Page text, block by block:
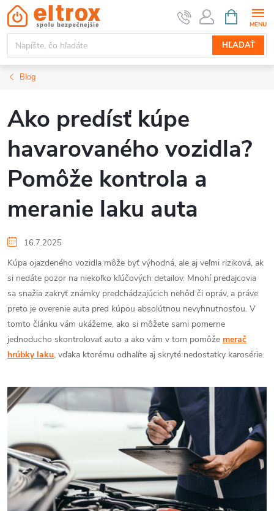
Prejsť
na
obsah
HĽADAŤ
KOŠÍK
Blog
Ako predísť kúpe
havarovaného vozidla?
Pomôže kontrola a
meranie laku auta
16.7.2025
Kúpa ojazdeného vozidla môže byť výhodná, ale aj veľmi riziková, ak
si nedáte pozor na niekoľko kľúčových detailov. Mnohí predajcovia
sa snažia zakryť známky predchádzajúcich nehôd či opráv, a práve
preto je overenie auta pred kúpou absolútnou nevyhnutnosťou. V
tomto článku vám ukážeme, ako si môžete sami pomerne
jednoducho skontrolovať auto a ako vám v tom pomôže merač
hrúbky laku, vďaka ktorému odhalíte aj skryté nedostatky karosérie.